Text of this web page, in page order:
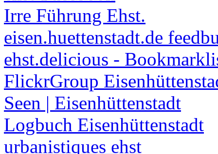
Irre Führung Ehst.
eisen.huettenstadt.de
ehst.delicious -
FlickrGroup
Seen | Eisenhüttenstadt
Logbuch Eisenhüttenstadt
urbanistiques ehst